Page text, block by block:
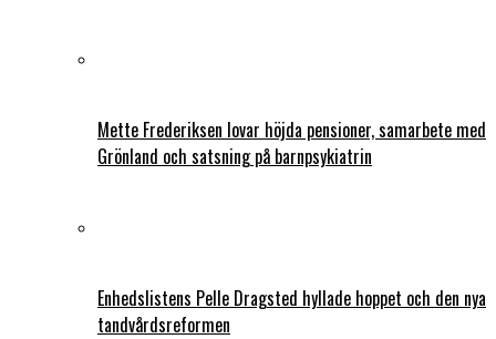
Mette Frederiksen lovar höjda pensioner, samarbete med
Grönland och satsning på barnpsykiatrin
Enhedslistens Pelle Dragsted hyllade hoppet och den nya
tandvårdsreformen